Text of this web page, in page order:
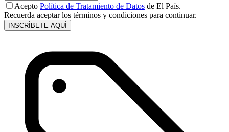
Acepto Política de Tratamiento de Datos de El País.
Recuerda aceptar los términos y condiciones para continuar.
INSCRÍBETE AQUÍ